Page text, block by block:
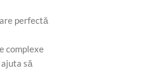
perfectă
complexe
să